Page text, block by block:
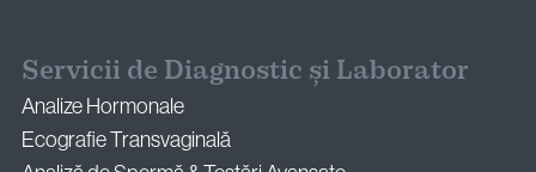
Servicii de Diagnostic și Laborator
Analize Hormonale
Ecografie Transvaginală